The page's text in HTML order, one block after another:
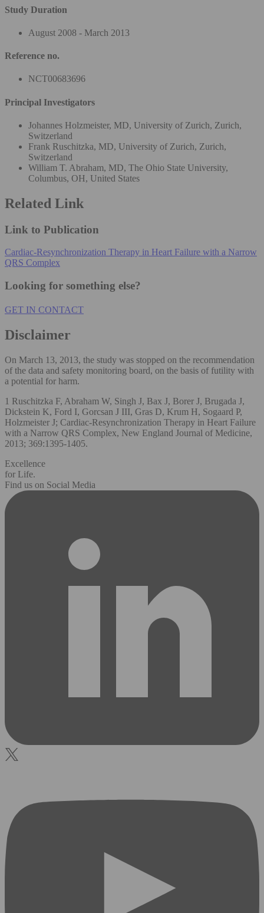
Study Duration
August 2008 - March 2013
Reference no.
NCT00683696
Principal Investigators
Johannes Holzmeister, MD, University of Zurich, Zurich,
Switzerland
Frank Ruschitzka, MD, University of Zurich, Zurich,
Switzerland
William T. Abraham, MD, The Ohio State University,
Columbus, OH, United States
Related Link
Link to Publication
Cardiac-Resynchronization Therapy in Heart Failure with a Narrow
QRS Complex
Looking for something else?
GET IN CONTACT
Disclaimer
On March 13, 2013, the study was stopped on the recommendation
of the data and safety monitoring board, on the basis of futility with
a potential for harm.
1 Ruschitzka F, Abraham W, Singh J, Bax J, Borer J, Brugada J,
Dickstein K, Ford I, Gorcsan J III, Gras D, Krum H, Sogaard P,
Holzmeister J; Cardiac-Resynchronization Therapy in Heart Failure
with a Narrow QRS Complex, New England Journal of Medicine,
2013; 369:1395-1405.
Excellence
for Life.
Find us on Social Media